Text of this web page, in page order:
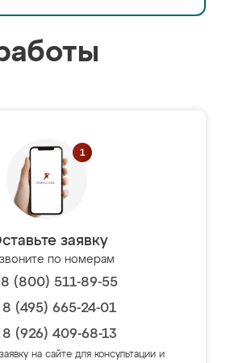
заявку
по номерам
8 (800) 511-89-55
8 (495) 665-24-01
8 (926) 409-68-13
на сайте для консультации и